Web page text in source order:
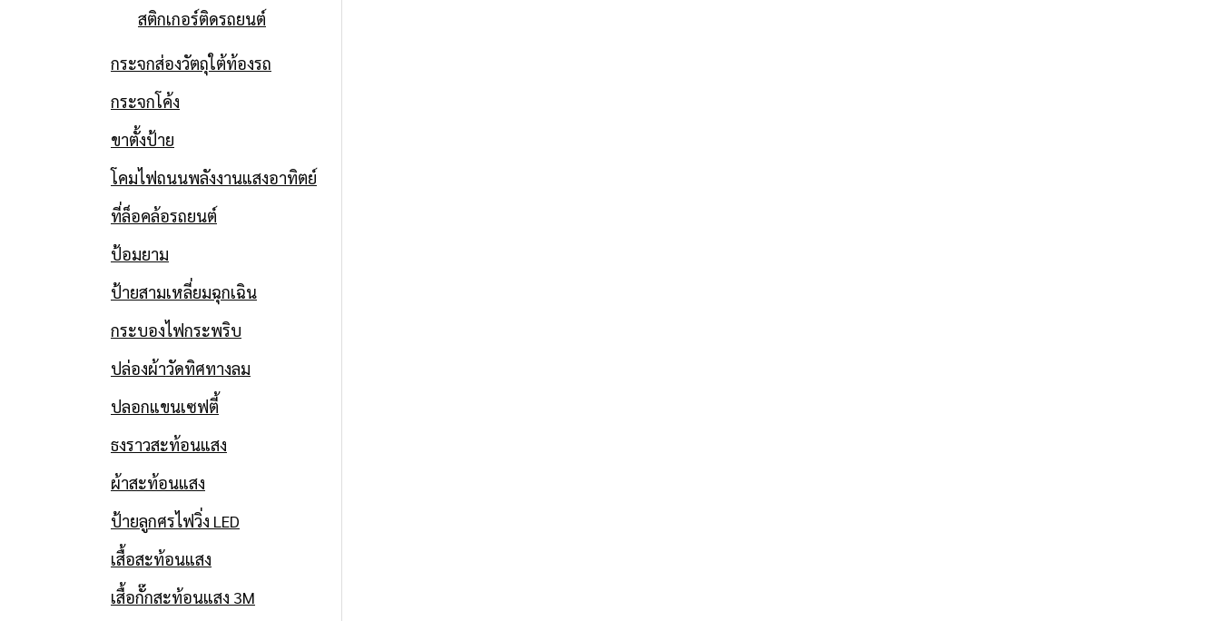
สติกเกอร์ติดรถยนต์
กระจกส่องวัตถุใต้ท้องรถ
กระจกโค้ง
ขาตั้งป้าย
โคมไฟถนนพลังงานแสงอาทิตย์
ที่ล็อคล้อรถยนต์
ป้อมยาม
ป้ายสามเหลี่ยมฉุกเฉิน
กระบองไฟกระพริบ
ปล่องผ้าวัดทิศทางลม
ปลอกแขนเซฟตี้
ธงราวสะท้อนแสง
ผ้าสะท้อนแสง
ป้ายลูกศรไฟวิ่ง LED
เสื้อสะท้อนแสง
เสื้อกั๊กสะท้อนแสง 3M